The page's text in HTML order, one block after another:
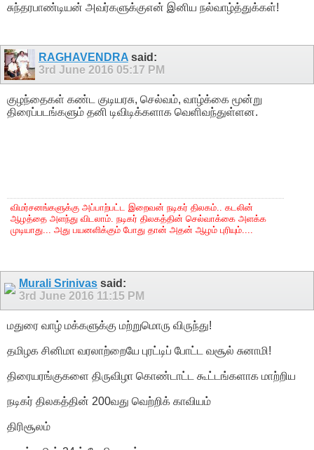
சுந்தரபாண்டியன் அவர்களுக்குஎன் இனிய நல்வாழ்த்துக்கள்!
RAGHAVENDRA said:
3rd June 2016 05:17 PM
குழந்தைகள் கண்ட குடியரசு, செல்வம், வாழ்க்கை மூன்று
திரைப்படங்களும் தனி டிவிடிக்களாக வெளிவந்துள்ளன.
விமர்சனங்களுக்கு அப்பாற்பட்ட இறைவன் நடிகர் திலகம்.. கடலின்
ஆழத்தை அளந்து விடலாம். நடிகர் திலகத்தின் செல்வாக்கை அளக்க
முடியாது... அது பயனளிக்கும் போது தான் அதன் ஆழம் புரியும்....
Murali Srinivas said:
3rd June 2016 11:15 PM
மதுரை வாழ் மக்களுக்கு மற்றுமொரு விருந்து!
தமிழக சினிமா வரலாற்றையே புரட்டிப் போட்ட வசூல் சுனாமி!
திரையரங்குகளை திருவிழா கொண்டாட்ட கூட்டங்களாக மாற்றிய
நடிகர் திலகத்தின் 200வது வெற்றிக் காவியம்
திரிசூலம்